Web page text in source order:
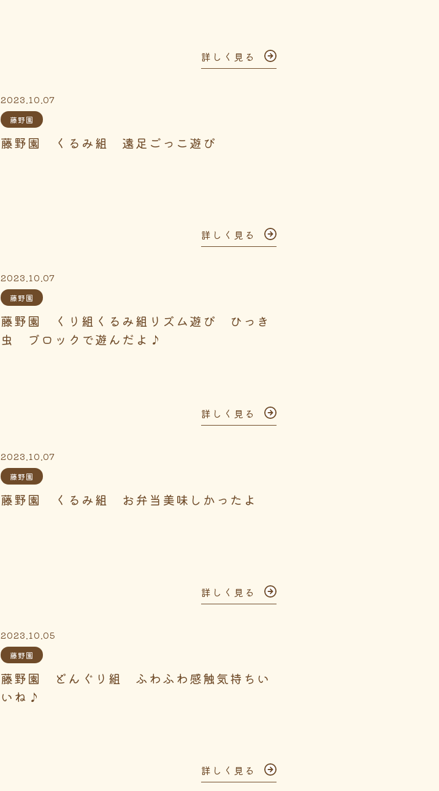
詳しく見る
2023.10.07
藤野園
藤野園 くるみ組 遠足ごっこ遊び
詳しく見る
2023.10.07
藤野園
藤野園 くり組くるみ組リズム遊び ひっき
虫 ブロックで遊んだよ♪
詳しく見る
2023.10.07
藤野園
藤野園 くるみ組 お弁当美味しかったよ
詳しく見る
2023.10.05
藤野園
藤野園 どんぐり組 ふわふわ感触気持ちい
いね♪
詳しく見る